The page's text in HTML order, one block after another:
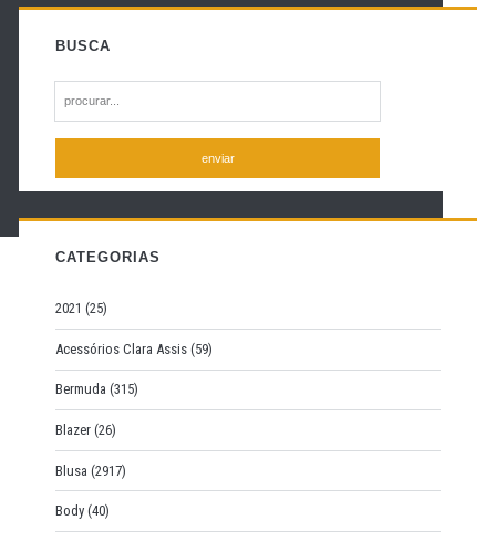
BUSCA
e
h
f
r
:
CATEGORIAS
2021 (25)
Acessórios Clara Assis (59)
Bermuda (315)
Blazer (26)
Blusa (2917)
Body (40)